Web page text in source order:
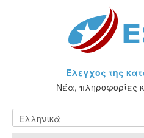
Έλεγχος της
Νέα, πληροφορίες